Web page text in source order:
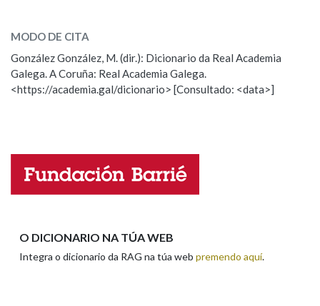
OUTRAS OPCIÓNS DE BUSCA
Pertence a
LIMPAR
ESCOLLE UNHA OPCIÓN:
Observación Hai un erro na palabra
Propoño mellorar a definición
Nome
MODO DE CITA
González González, M. (dir.): Dicionario da Real Academia
Galega. A Coruña: Real Academia Galega.
<https://academia.gal/dicionario> [Consultado: <data>]
O DICIONARIO NA TÚA WEB
Integra o dicionario da RAG na túa web premendo aquí.